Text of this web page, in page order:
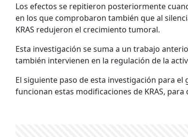
Los efectos se repitieron posteriormente
en los que comprobaron también que al
KRAS redujeron el crecimiento tumoral.
Esta investigación se suma a un trabajo
también intervienen en la regulación de la
El siguiente paso de esta investigación para
funcionan estas modificaciones de KRAS,